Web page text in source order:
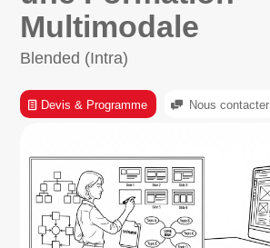
Multimodale
Blended (Intra)
Devis & Programme Nous contacter